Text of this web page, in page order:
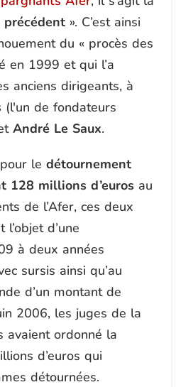
». C’est ainsi
du « procès des
en 1999 et qui l’a
anciens dirigeants, à
(l'un de fondateurs
André Le Saux.
le détournement
128 millions d’eurosau
de l’Afer, ces deux
d’une
à deux années
sursis ainsi qu’au
d’un montant de
2006, les juges de la
avaient ordonné la
d’euros qui
détournées.